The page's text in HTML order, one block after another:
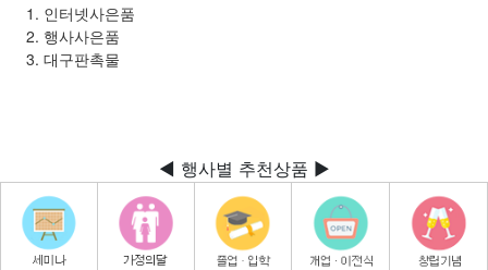
인터넷사은품
행사사은품
대구판촉물
◀ 행사별 추천상품 ▶